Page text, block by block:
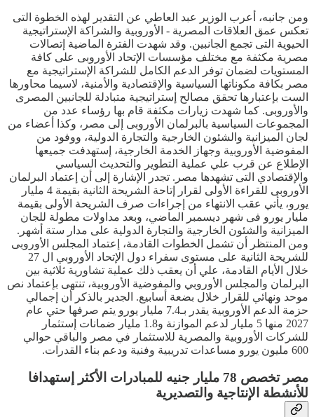
ومن جانبه، أعرب الوزير عبد العاطي عن التقدير لهذه الخطوة التى
تعكس عمق العلاقات المصرية - الأوروبية والشراكة الإستراتيجية
الحيوية التى تجمع الجانبين. وقد شهدت الفترة الماضية إتصالات
مصرية مكثفة مع مختلف مؤسسات الإتحاد الأوروبى على كافة
المستويات لضمان توفر الدعم الكامل للشراكة الإستراتيجية مع
مصر بكافة مكوناتها السياسية والإقتصادية والأمنية، لاسيما محاورها
الست بإعتبارها تحقق مصالح إستراتيجية متبادلة للجانبين المصرى
والأوروبى. كما شهدت زيارات مكثفة قام بها رؤساء عدد من
المجموعات السياسية بالبرلمان الأوروبى إلى مصر، وكذا أعضاء من
لجان الميزانية والشئون الخارجية والتجارة الدولية، ووفود من
المفوضية الأوروبية وجهاز الخدمة الخارجية، إستهدفت جميعها
الإطلاع عن قرب علي عملية التطوير والتحديث السياسي
والإقتصادي التى تشهدها مصر. تجدر الإشارة إلى أن إعتماد البرلمان
الأوروبى للقراءة الأولى لقرار إتاحة الشريحة الثانية بقيمة 4 مليار
يورو، يأتي عقب الانتهاء من إجراءات صرف الشريحة الأولى بقيمة
مليار يورو فى شهر ديسمبر الماضي، وبعد مداولات مطولة للجان
الميزانية والشئون الخارجية والتجارة الدولية على مدار ستة أشهر.
ومن المنتظر أن تشمل الخطوات القادمة، إعتماد المجلس الأوروبى
للشريحة الثانية على مستوى سفراء دول الإتحاد الأوروبي ال 27
خلال الأيام القادمة، علي أن يعقب ذلك عملية تشاورية ثلاثية بين
البرلمان والمجلس الأوروبي والمفوضية الأوروبية، تنتهى بإعتماد نص
موحد ونهائي للقرار خلال بضعة أسابيع. الجدير بالذكر أن إجمالي
حزمة الدعم الأوروبية يقدر بـ7.4 مليار يورو يتم صرفها حتي عام
2027 منها 5 مليار لدعم الموازنة و1.8 مليار ضمانات إستثمار
للشركات الأوروبية والمصرية للاستثمار في مصر والباقي حوالي
600 مليون يورو مساعدات تدريبية وفنية ودعم بناء القدرات.
مصر تخصص 78 مليار جنيه للمبادرات الأكثر إستهدافا
للأنشطة الإنتاجية والتصديرية